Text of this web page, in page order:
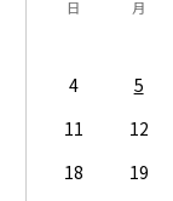
日 月
4
5
11
12
18
19